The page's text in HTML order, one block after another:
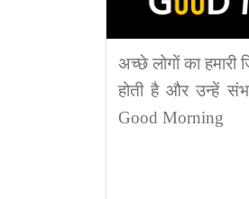
अच्छे लोगों का हमारी
होती है और उन्हें
Good Morning